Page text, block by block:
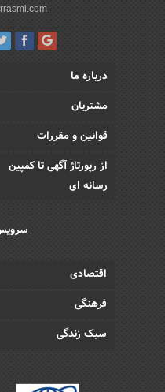
درباره ما
مشتریان
قوانین و مقررات
از رپورتاژ آگهی تا کمپین
رسانه ای
اقتصادی
فرهنگی
سبک زندگی